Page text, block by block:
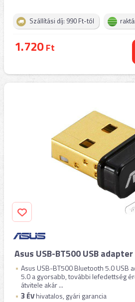
Szállítási díj: 990 Ft-tól
1.720Ft
Asus USB-BT500 USB adapter
Asus USB-BT500 Bluetooth 5.0 USB
5.0 a gyorsabb, további lefedettség
átvitele akár ...
3 ÉVhivatalos, gyári garancia